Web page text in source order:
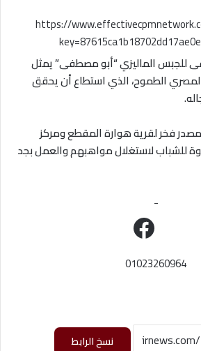
https://
للجبس الماليزي “أبو مصطفى” يمثل
الطموح، الذي استطاع أن يحقق
فخر لقرية هوارة المقطع ومركز
للشباب لاستغلال مواهبهم والعمل بجد
-
فيسبوك
01023260964
نسخ الرابط